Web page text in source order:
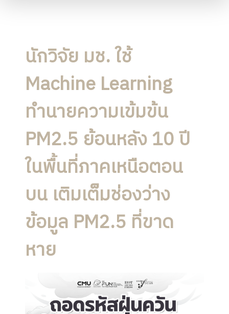
นักวิจัย มช. ใช้
Machine Learning
ทำนายความเข้มข้น
PM2.5 ย้อนหลัง 10 ปี
ในพื้นที่ภาคเหนือตอน
บน เติมเต็มช่องว่าง
ข้อมูล PM2.5 ที่ขาด
หาย